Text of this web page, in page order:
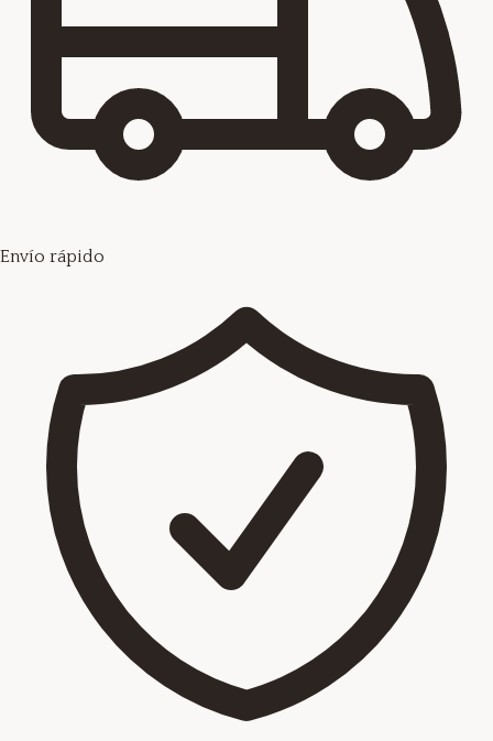
Envío rápido